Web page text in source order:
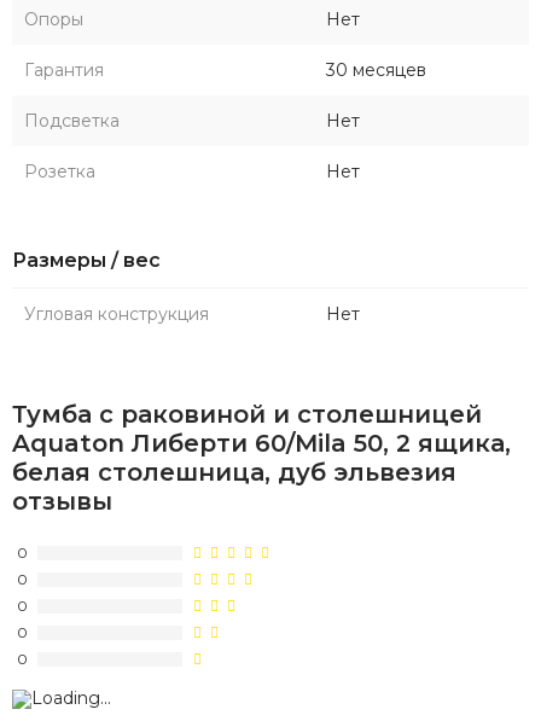
Опоры Нет
Гарантия 30 месяцев
Подсветка Нет
Розетка Нет
Размеры / вес
Угловая конструкция Нет
Тумба с раковиной и столешницей
Aquaton Либерти 60/Mila 50, 2 ящика,
белая столешница, дуб эльвезия
отзывы
0
0
0
0
0